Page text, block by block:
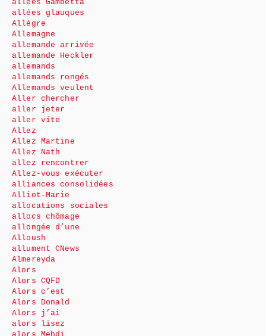
allées Gambetta
allées glauques
Allègre
Allemagne
allemande arrivée
allemande Heckler
allemands
allemands rongés
Allemands veulent
Aller chercher
aller jeter
aller vite
Allez
Allez Martine
Allez Nath
allez rencontrer
Allez-vous exécuter
alliances consolidées
Alliot-Marie
allocations sociales
allocs chômage
allongée d’une
Alloush
allument CNews
Almereyda
Alors
Alors CQFD
Alors c’est
Alors Donald
Alors j’ai
alors lisez